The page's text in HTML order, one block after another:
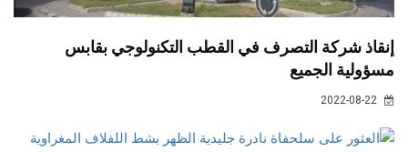
إنقاذ شركة التصرف في القطب التكنولوجي بقابس
مسؤولية الجميع